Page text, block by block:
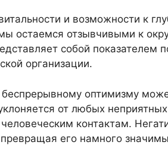
и возможности к
остаемся отзывчивыми к
собой показателем
организации.
оптимизму
от любых
контактам.
его намного